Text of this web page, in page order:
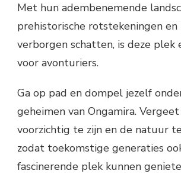
Met hun adembenemende
prehistorische rotstekeningen
verborgen schatten, is deze plek
voor avonturiers.
Ga op pad en dompel jezelf
geheimen van Ongamira.
voorzichtig te zijn en de natuur
zodat toekomstige generaties
fascinerende plek kunnen